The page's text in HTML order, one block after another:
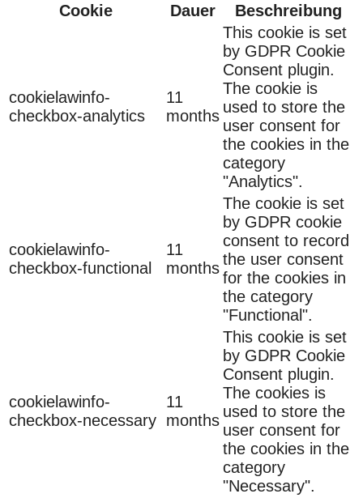
Cookie
Dauer Beschreibung
cookielawinfo-
checkbox-analytics
11
months
This cookie is set
by GDPR Cookie
Consent plugin.
The cookie is
used to store the
user consent for
the cookies in the
category
"Analytics".
cookielawinfo-
checkbox-functional
11
months
The cookie is set
by GDPR cookie
consent to record
the user consent
for the cookies in
the category
"Functional".
cookielawinfo-
checkbox-necessary
11
months
This cookie is set
by GDPR Cookie
Consent plugin.
The cookies is
used to store the
user consent for
the cookies in the
category
"Necessary".